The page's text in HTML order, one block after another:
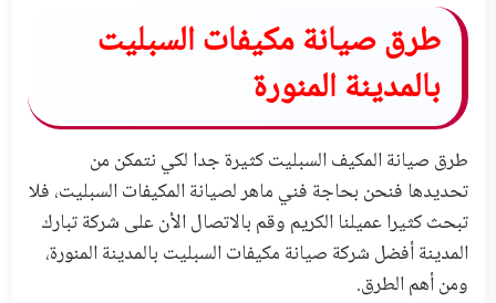
طرق صيانة مكيفات السبليت
بالمدينة المنورة
طرق صيانة المكيف السبليت كثيرة جدا لكي نتمكن من
تحديدها فنحن بحاجة فني ماهر لصيانة المكيفات السبليت، فلا
تبحث كثيرا عميلنا الكريم وقم بالاتصال الأن على شركة تبارك
المدينة أفضل شركة صيانة مكيفات السبليت بالمدينة المنورة،
ومن أهم الطرق.